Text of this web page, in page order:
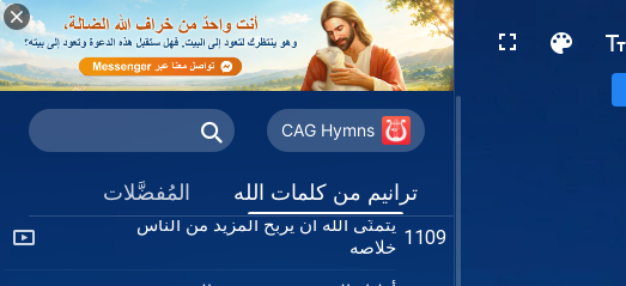
CAG Hymns
ترانيم من كلمات الله المُفضَّلات
963 وحدهم مَن يسعون إلى الحق نبلاء
الخالق يسود على غاية الإنسان وعاقبته
ويُرتّبهما
1109
يتمنَّى الله أن يربح المزيد من الناس
خلاصه